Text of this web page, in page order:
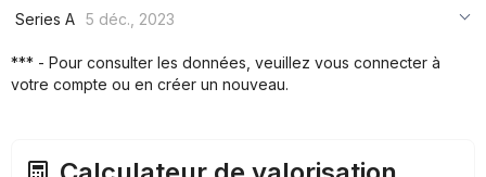
***
Series A 5 déc., 2023
*** - Pour consulter les données, veuillez vous connecter à
votre compte ou en créer un nouveau.